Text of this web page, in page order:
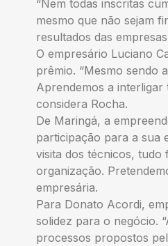
“Nem todas inscritas
mesmo que não sejam
resultados das
O empresário Luciano
prêmio. “Mesmo sendo
Aprendemos a
considera Rocha.
De Maringá, a
participação para a sua
visita dos técnicos, tudo
organização.
empresária.
Para Donato Acordi,
solidez para o negócio.
processos propostos